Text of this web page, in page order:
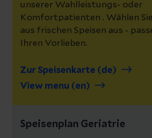
unserer Wahlleistungs- oder
Komfortpatienten . Wählen
aus frischen Speisen aus -
Ihren Vorlieben.
Zur Speisenkarte (de)
View menu (en)
Speisenplan Geriatrie